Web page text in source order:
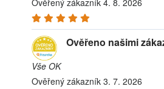
Ověřený zákazník 4. 8. 2026
Ověřeno našimi
Vše OK
Ověřený zákazník 3. 7. 2026